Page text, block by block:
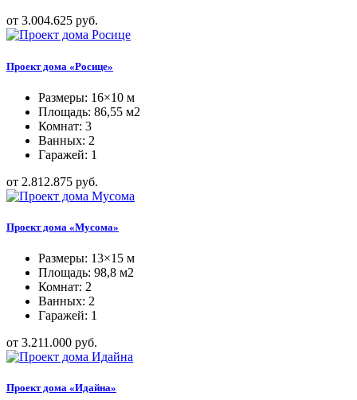
от 3.004.625 руб.
Проект дома «Росице»
Размеры: 16×10 м
Площадь: 86,55 м2
Комнат: 3
Ванных: 2
Гаражей: 1
от 2.812.875 руб.
Проект дома «Мусома»
Размеры: 13×15 м
Площадь: 98,8 м2
Комнат: 2
Ванных: 2
Гаражей: 1
от 3.211.000 руб.
Проект дома «Идайна»